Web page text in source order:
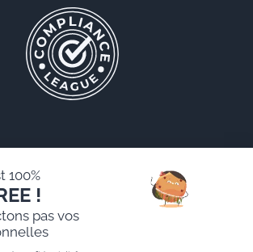
Mentions légales
100%
!
pas vos